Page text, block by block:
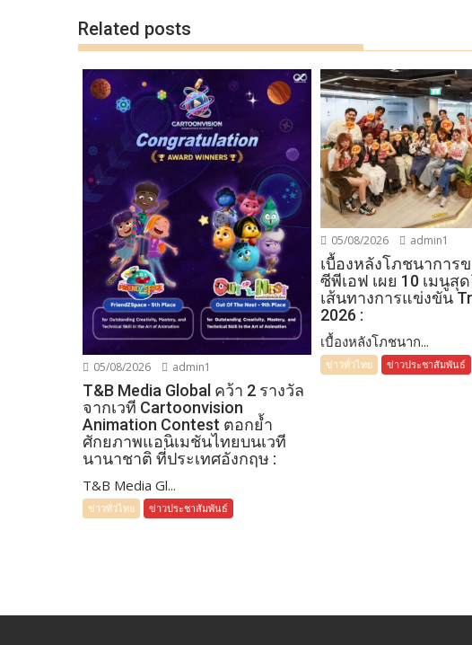
o
o
k
n
k
Related posts
05/08/2026 admin1
T&B Media Global คว้า 2 รางวัล
จากเวที Cartoonvision
Animation Contest ตอกย้ำ
ศักยภาพแอนิเมชันไทยบนเวที
นานาชาติ ที่ประเทศอังกฤษ :
T&B Media Gl...
ข่าวทั่วไทย ข่าวประชาสัมพันธ์
05/08/2026 admin1
เบื้องหลังโภชนาการ
ซีพีเอฟ เผย 10 เมนูสุ
เส้นทางการแข่งขัน
2026 :
เบื้องหลังโภชนาก...
ข่าวทั่วไทย ข่าวประชาสัมพันธ์